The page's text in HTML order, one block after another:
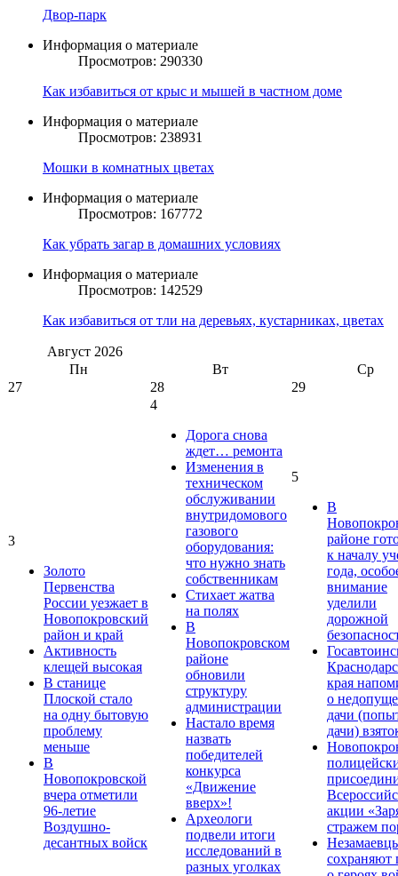
Двор-парк
Информация о материале
Просмотров: 290330
Как избавиться от крыс и мышей в частном доме
Информация о материале
Просмотров: 238931
Мошки в комнатных цветах
Информация о материале
Просмотров: 167772
Как убрать загар в домашних условиях
Информация о материале
Просмотров: 142529
Как избавиться от тли на деревьях, кустарниках, цветах
Август 2026
Пн
Вт
Ср
27
28 29
3
Золото
Первенства
России уезжает в
Новопокровский
район и край
Активность
клещей высокая
В станице
Плоской стало
на одну бытовую
проблему
меньше
В
Новопокровской
вчера отметили
96-летие
Воздушно-
десантных войск
4
Дорога снова
ждет… ремонта
Изменения в
техническом
обслуживании
внутридомового
газового
оборудования:
что нужно знать
собственникам
Стихает жатва
на полях
В
Новопокровском
районе
обновили
структуру
администрации
Настало время
назвать
победителей
конкурса
«Движение
вверх»!
Археологи
подвели итоги
исследований в
разных уголках
5
В
районе
к началу
года,
внимание
уделили
дорожной
края
о
дачи
дачи)
акции
стражем
сохраняют